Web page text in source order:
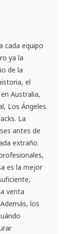
cada equipo
ya la
de la
el
Australia,
Los Ángeles
La
antes de
extraño.
es la mejor
venta
los